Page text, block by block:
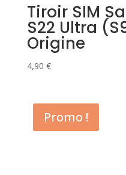
Tiroir SIM
S22 Ultra
Origine
4,90 €
Promo !